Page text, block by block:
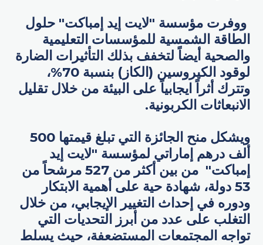
ووفرت مؤسسة "لايت إيد إمباكت" حلول
الطاقة الشمسية للمؤسسات التعليمية
والصحية أيضاً لتخفف بذلك التأثيرات الضارة
لوقود الكيروسين (الكاز) بنسبة 70%،
وتترك أثراً ايجابياً على البيئة من خلال تقليل
الانبعاثات الكربونية.
ويشكل منح الجائزة التي تبلغ قيمتها 500
ألف درهم إماراتي لمؤسسة "لايت إيد
إمباكت" من بين أكثر من 527 مرشحاً من
53 دولة، شهادة حية على أهمية الابتكار
ودوره في إحداث التغيير الإيجابي، من خلال
التغلب على عدد من أبرز التحديات التي
تواجه المجتمعات المستضعفة، حيث يسلط